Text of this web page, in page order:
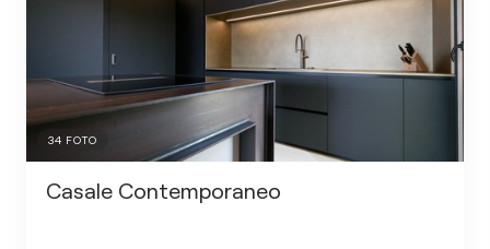
34 FOTO
Casale Contemporaneo